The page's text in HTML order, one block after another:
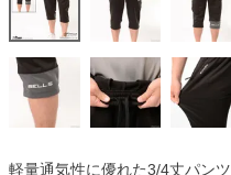
軽量通気性に優れた3/4丈パンツ